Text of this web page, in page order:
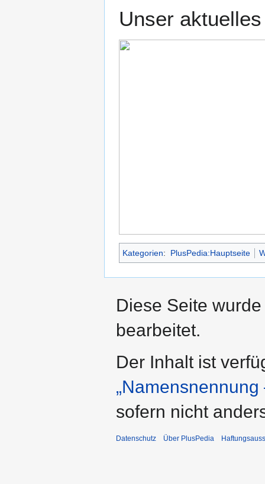
Unser
Kategorien: PlusPedia:Hauptseite
Diese Seite
bearbeitet.
Der Inhalt ist
sofern nicht
Datenschutz Über PlusPedia